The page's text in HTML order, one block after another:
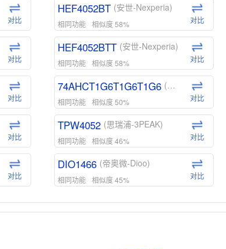
对比
对比
对比
对比
对比
对比
HEF4052BT (安世-Nexperia)
相同功能 相似度 58% 对比
HEF4052BTT (安世-Nexperia)
相同功能 相似度 58% 对比
74AHCT1G6T1G6T1G6 (安世-Nexperia)
相同功能 相似度 50% 对比
TPW4052 (思瑞浦-3PEAK)
相同功能 相似度 46% 对比
DIO1466 (帝奥微-Dioo)
相同功能 相似度 45% 对比
DIO1159 (帝奥微-Dioo)
对比